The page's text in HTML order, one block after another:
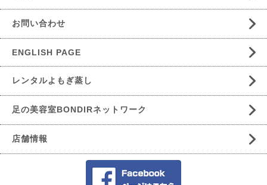
お問い合わせ
ENGLISH PAGE
レンタルよもぎ蒸し
足の美容室BONDIRネットワーク
店舗情報